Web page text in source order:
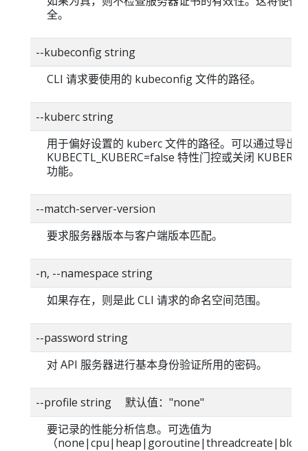
全。
--kubeconfig string
CLI 请求要使用的 kubeconfig 文件的路径。
--kuberc string
用于偏好设置的 kuberc 文件的路径。可以通过导出
KUBECTL_KUBERC=false 特性门控或关闭
功能。
--match-server-version
要求服务器版本与客户端版本匹配。
-n, --namespace string
如果存在，则是此 CLI 请求的命名空间范围。
--password string
对 API 服务器进行基本身份验证所用的密码。
--profile string 默认值："none"
要记录的性能分析信息。可选值为
（